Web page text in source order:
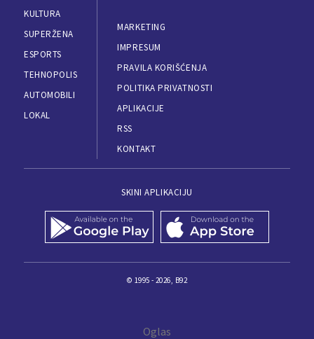
KULTURA
SUPERŽENA
ESPORTS
TEHNOPOLIS
AUTOMOBILI
LOKAL
MARKETING
IMPRESUM
PRAVILA KORIŠĆENJA
POLITIKA PRIVATNOSTI
APLIKACIJE
RSS
KONTAKT
SKINI APLIKACIJU
© 1995 - 2026, B92